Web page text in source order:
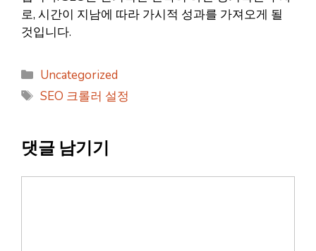
로, 시간이 지남에 따라 가시적 성과를 가져오게 될
것입니다.
카
테
Uncategorized
태
SEO 크롤러 설정
댓글 남기기